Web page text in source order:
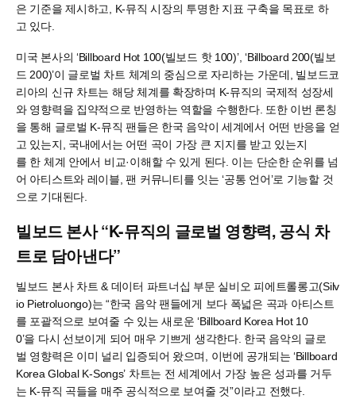
은 기준을 제시하고, K-뮤직 시장의 투명한 지표 구축을 목표로 하
고 있다.
미국 본사의 ‘Billboard Hot 100(빌보드 핫 100)’, ‘Billboard 200(빌보
드 200)’이 글로벌 차트 체계의 중심으로 자리하는 가운데, 빌보드코
리아의 신규 차트는 해당 체계를 확장하며 K-뮤직의 국제적 성장세
와 영향력을 집약적으로 반영하는 역할을 수행한다. 또한 이번 론칭
을 통해 글로벌 K-뮤직 팬들은 한국 음악이 세계에서 어떤 반응을 얻
고 있는지, 국내에서는 어떤 곡이 가장 큰 지지를 받고 있는지
를 한 체계 안에서 비교·이해할 수 있게 된다. 이는 단순한 순위를 넘
어 아티스트와 레이블, 팬 커뮤니티를 잇는 ‘공통 언어’로 기능할 것
으로 기대된다.
빌보드본사 “K-뮤직의 글로벌 영향력,공식 차
트로 담아낸다”
빌보드 본사 차트 & 데이터 파트너십 부문 실비오 피에트롤롱고(Silv
io Pietroluongo)는 “한국 음악 팬들에게 보다 폭넓은 곡과 아티스트
를 포괄적으로 보여줄 수 있는 새로운 ‘Billboard Korea Hot 10
0’을 다시 선보이게 되어 매우 기쁘게 생각한다. 한국 음악의 글로
벌 영향력은 이미 널리 입증되어 왔으며, 이번에 공개되는 ‘Billboard
Korea Global K-Songs’ 차트는 전 세계에서 가장 높은 성과를 거두
는 K-뮤직 곡들을 매주 공식적으로 보여줄 것”이라고 전했다.